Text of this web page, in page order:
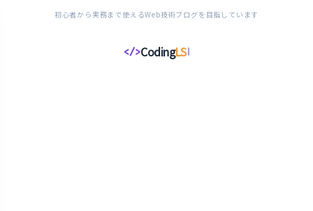
初心者から実務まで使えるWeb技術ブログを目指しています
</>CodingLS
コ